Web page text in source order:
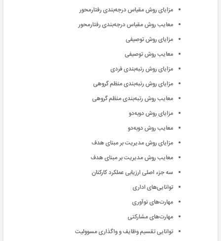
مزایای روش مقیاس درجه‌بندی رفتارمحور
معایب روش مقیاس درجه‌بندی رفتارمحور
مزایای روش توصیفی
معایب روش توصیفی
مزایای روش رتبه‌بندی فردی
مزایای روش رتبه‌بندی منظم گروهی
معایب روش رتبه‌بندی منظم گروهی
مزایای روش دوبه‌دو
معایب روش دوبه‌دو
مزایای روش مدیریت بر مبنای هدف
معایب روش مدیریت بر مبنای هدف
سه جزء اصلی ارزیابی عملکرد کارکنان
توانایی‌های اداری
مهارت‌های نوآوری
مهارت‌های مشارکتی
توانایی تقسیم وظایف و واگذاری مسوولیت